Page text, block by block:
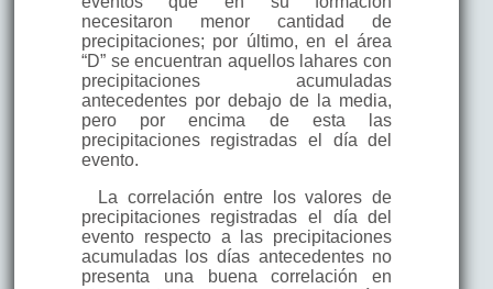
necesitaron menor cantidad de
precipitaciones; por último, en el área
“D” se encuentran aquellos lahares con
precipitaciones acumuladas
antecedentes por debajo de la media,
pero por encima de esta las
precipitaciones registradas el día del
evento.
La correlación entre los valores de
precipitaciones registradas el día del
evento respecto a las precipitaciones
acumuladas los días antecedentes no
presenta una buena correlación en